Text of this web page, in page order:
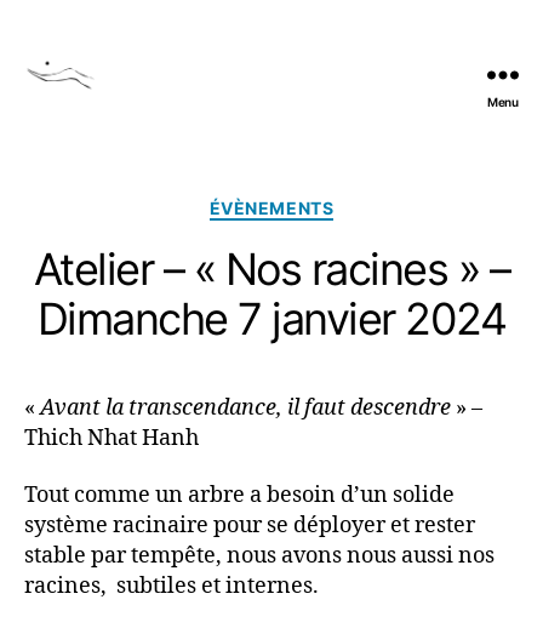
en
Ariège
Menu
Catégories
ÉVÈNEMENTS
Atelier – « Nos racines » –
Dimanche 7 janvier 2024
«Avant la transcendance, il faut descendre » –
Thich Nhat Hanh
Tout comme un arbre a besoin d’un solide
système racinaire pour se déployer et rester
stable par tempête, nous avons nous aussi nos
racines, subtiles et internes.